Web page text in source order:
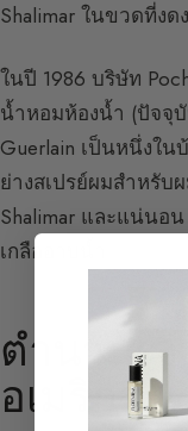
Shalimar ในขวดที่ง
ในปี 1986 บริษัท
น้ำหอมห้องน้ำ (ปัจจุ
Guerlain เป็นหนึ่งใ
ย่างสเปรย์ผมสำหรับ
Shalimar และแน่นอ
เกลืออาบน้ำ
ตำนาน: จ
อเมริกา